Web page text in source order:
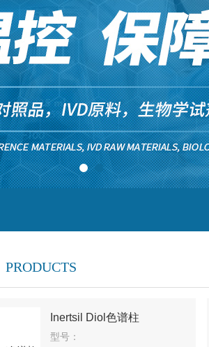
PRODUCTS
Inertsil Diol色谱柱
型号：